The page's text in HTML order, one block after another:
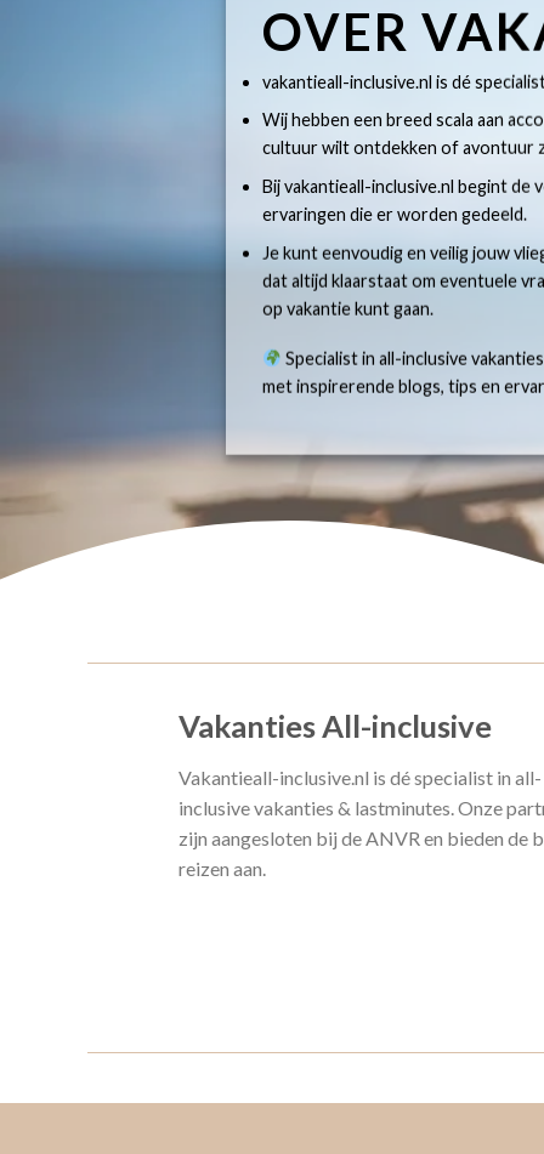
OVER
vakantieall-inclusive.nl is dé
Wij hebben een breed scala aan
cultuur wilt ontdekken of avontuur
Bij vakantieall-inclusive.nl begint
ervaringen die er worden gedeeld.
Je kunt eenvoudig en veilig jouw
dat altijd klaarstaat om eventuele
op vakantie kunt gaan.
Specialist in all-inclusive
met inspirerende blogs, tips en
Vakanties All-inclusive
Vakantieall-inclusive.nl is dé specialist in all-
inclusive vakanties & lastminutes. Onze
zijn aangesloten bij de ANVR en bieden de
reizen aan.